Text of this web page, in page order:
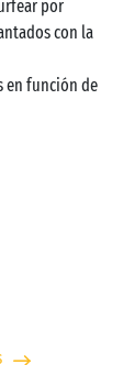
por
con la
en función de